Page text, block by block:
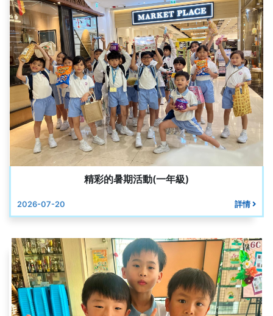
精彩的暑期活動(一年級)
2026-07-20 詳情